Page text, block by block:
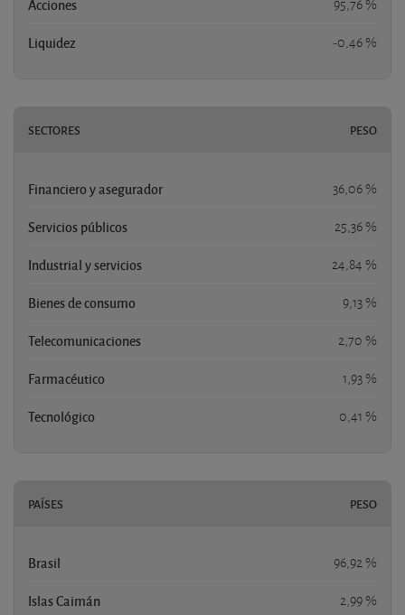
Acciones 95,76 %
Liquidez -0,46 %
SECTORES PESO
Financiero y asegurador 36,06 %
Servicios públicos 25,36 %
Industrial y servicios 24,84 %
Bienes de consumo 9,13 %
Telecomunicaciones 2,70 %
Farmacéutico 1,93 %
Tecnológico 0,41 %
PAÍSES PESO
Brasil 96,92 %
Islas Caimán 2,99 %